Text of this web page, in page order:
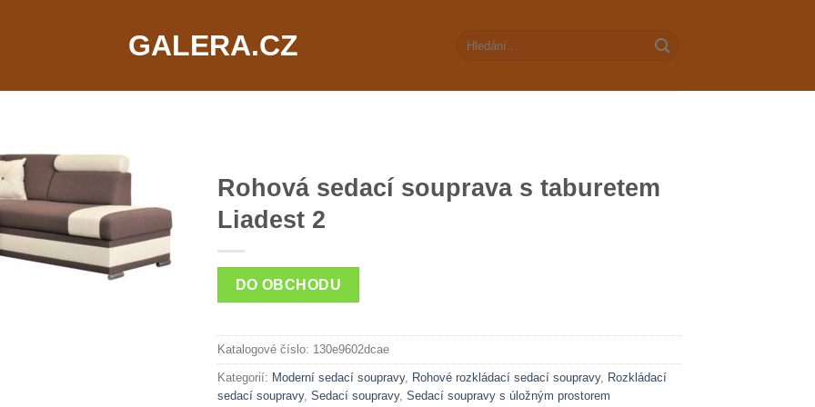
GALERA.CZ
Rohová sedací souprava s taburetem
Liadest 2
DO OBCHODU
Katalogové číslo: 130e9602dcae
Kategorií: Moderní sedací soupravy, Rohové rozkládací sedací soupravy, Rozkládací
sedací soupravy, Sedací soupravy, Sedací soupravy s úložným prostorem